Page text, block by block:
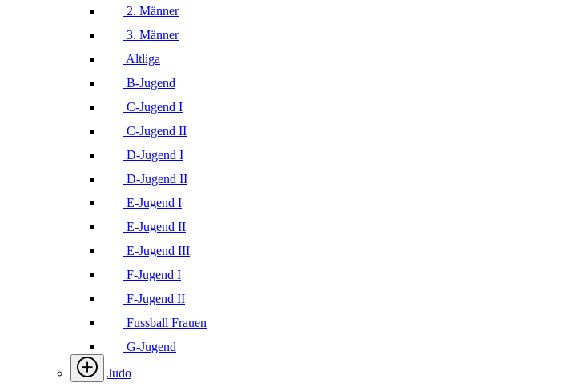
2. Männer
3. Männer
Altliga
B-Jugend
C-Jugend I
C-Jugend II
D-Jugend I
D-Jugend II
E-Jugend I
E-Jugend II
E-Jugend III
F-Jugend I
F-Jugend II
Fussball Frauen
G-Jugend
Judo